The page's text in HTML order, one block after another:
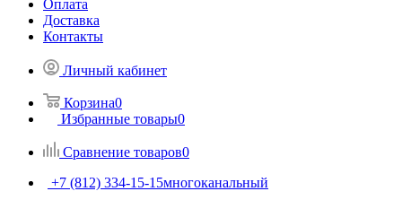
Оплата
Доставка
Контакты
Личный кабинет
Корзина0
Избранные товары0
Сравнение товаров0
+7 (812) 334-15-15многоканальный